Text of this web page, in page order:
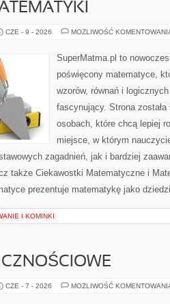
CZE - 9 - 2026 MOŻLIWOŚĆ
SuperMatma.pl to
poświęcony matematyce,
wzorów, równań i
fascynujący. Strona
osobach, które chcą lepiej
miejsce, w którym
zagadnień, jak i bardziej
także Ciekawostki Matematyczne i
prezentuje matematykę jako
I KOMINKI
CZE - 7 - 2026 MOŻLIWOŚĆ